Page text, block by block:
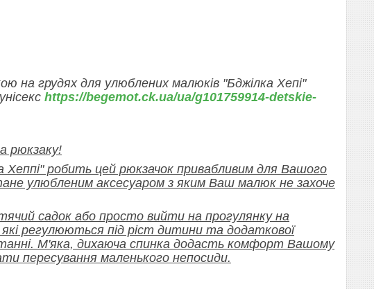
на грудях для улюблених малюків "Бджілка Хепі"
https://begemot.ck.ua/ua/g101759914-detskie-
рюкзаку!
Хеппі" робить цей рюкзачок привабливим для Вашого
улюбленим аксесуаром з яким Ваш малюк не захоче
садок або просто вийти на прогулянку на
регулюються під ріст дитини та додаткової
М'яка, дихаюча спинка додасть комфорт Вашому
пересування маленького непосиди.